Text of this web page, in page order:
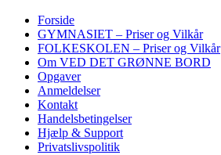
Forside
GYMNASIET – Priser og Vilkår
FOLKESKOLEN – Priser og Vilkår
Om VED DET GRØNNE BORD
Opgaver
Anmeldelser
Kontakt
Handelsbetingelser
Hjælp & Support
Privatslivspolitik